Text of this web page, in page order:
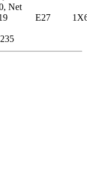
Net
E27